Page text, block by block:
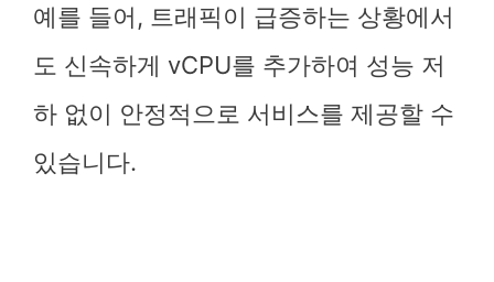
예를 들어, 트래픽이 급증하는 상황에서
도 신속하게 vCPU를 추가하여 성능 저
하 없이 안정적으로 서비스를 제공할 수
있습니다.